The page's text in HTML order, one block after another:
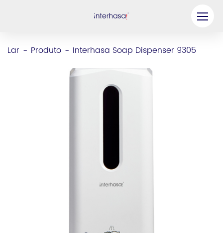
Lar - Produto - Interhasa Soap Dispenser 9305